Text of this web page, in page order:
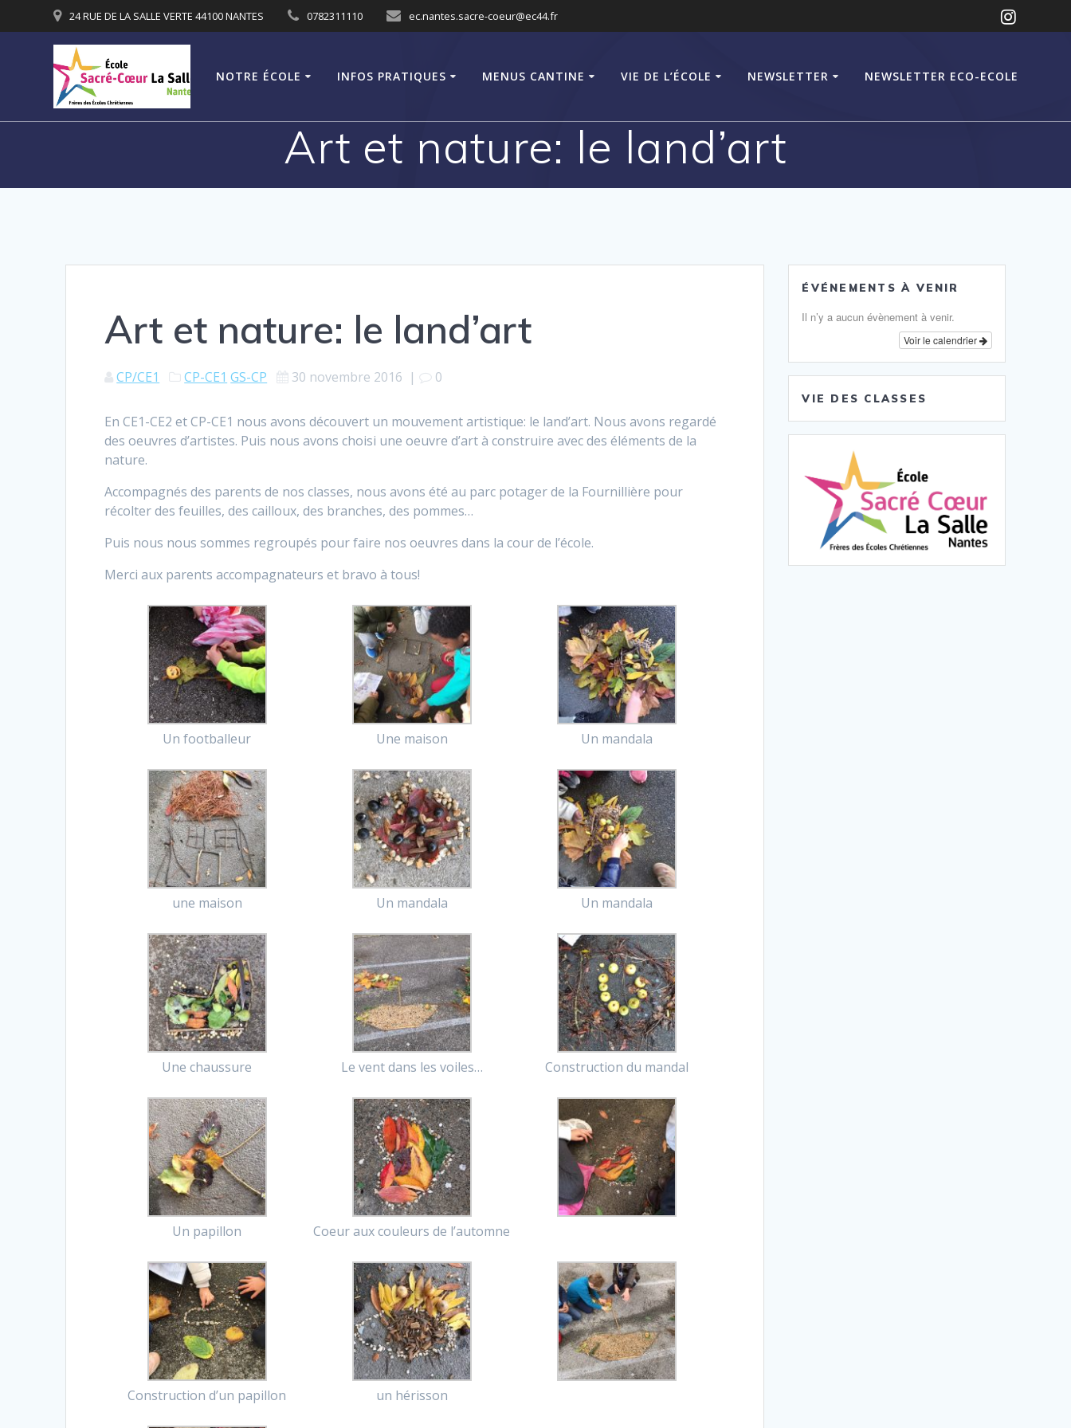
au
24 RUE DE LA SALLE VERTE 44100 NANTES 0782311110 ec.nantes.sacre-coeur@ec44.fr
NOTRE ÉCOLE INFOS PRATIQUES MENUS CANTINE VIE DE L’ÉCOLE NEWSLETTER NEWSLETTER ECO-ECOLE
Art et nature: le land’art
Art et nature: le land’art
CP/CE1 CP-CE1 GS-CP 30 novembre 2016 | 0
En CE1-CE2 et CP-CE1 nous avons découvert un mouvement artistique: le land’art. Nous avons regardé
des oeuvres d’artistes. Puis nous avons choisi une oeuvre d’art à construire avec des éléments de la
nature.
Accompagnés des parents de nos classes, nous avons été au parc potager de la Fournillière pour
récolter des feuilles, des cailloux, des branches, des pommes…
Puis nous nous sommes regroupés pour faire nos oeuvres dans la cour de l’école.
Merci aux parents accompagnateurs et bravo à tous!
Un footballeur Une maison Un mandala
une maison Un mandala Un mandala
Une chaussure Le vent dans les voiles… Construction du mandal
Un papillon Coeur aux couleurs de l’automne
Construction d’un papillon un hérisson
ÉVÉNEMENTS À VENIR
Il n’y a aucun évènement à venir.
Voir le calendrier
VIE DES CLASSES